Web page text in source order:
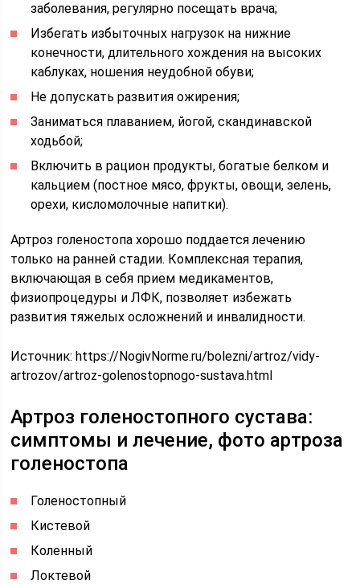
заболевания, регулярно посещать врача;
Избегать избыточных нагрузок на нижние
конечности, длительного хождения на высоких
каблуках, ношения неудобной обуви;
Не допускать развития ожирения;
Заниматься плаванием, йогой, скандинавской
ходьбой;
Включить в рацион продукты, богатые белком и
кальцием (постное мясо, фрукты, овощи, зелень,
орехи, кисломолочные напитки).
Артроз голеностопа хорошо поддается лечению
только на ранней стадии. Комплексная терапия,
включающая в себя прием медикаментов,
физиопроцедуры и ЛФК, позволяет избежать
развития тяжелых осложнений и инвалидности.
Источник:https://NogivNorme.ru/bolezni/artroz/vidy-
artrozov/artroz-golenostopnogo-sustava.html
Артроз голеностопного сустава:
симптомы и лечение, фото артроза
голеностопа
Голеностопный
Кистевой
Коленный
Локтевой